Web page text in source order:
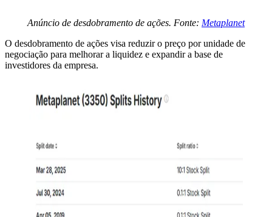
Anúncio de desdobramento de ações. Fonte: Metaplanet
O desdobramento de ações visa reduzir o preço por unidade de
negociação para melhorar a liquidez e expandir a base de
investidores da empresa.